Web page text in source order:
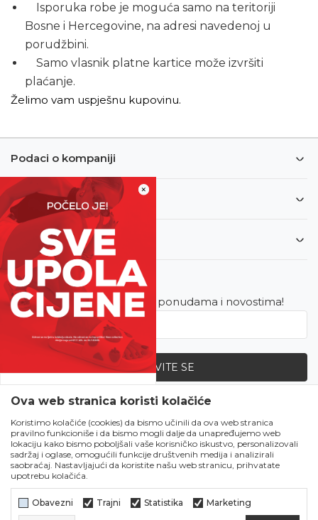
×
SVE UPOLA CIJENE!
Čekanju je kraj!
Počela je omiljena
ljetna akcija u Obući
Metro!
SVE IZ LJETNE
KOLEKCIJE UPOLA
CIJENE!
Isporuka robe je moguća samo na teritoriji
Bosne i Hercegovine, na adresi navedenoj u
porudžbini.
Samo vlasnik platne kartice može izvršiti
plaćanje.
Želimo vam uspješnu kupovinu.
Podaci o kompaniji
Informacije
Korisnički servis
Newsletter
Budite u toku sa najnovijim ponudama i novostima!
PRIJAVITE SE
Zapratite nas
Ova web stranica koristi kolačiće
Koristimo kolačiće (cookies) da bismo učinili da ova web stranica
pravilno funkcioniše i da bismo mogli dalje da unapređujemo web
lokaciju kako bismo poboljšali vaše korisničko iskustvo, personalizovali
sadržaj i oglase, omogućili funkcije društvenih medija i analizirali
saobraćaj. Nastavljajući da koristite našu web stranicu, prihvatate
upotrebu kolačića.
Obavezni Trajni Statistika Marketing